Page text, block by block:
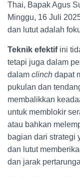
Thai, Bapak Agus
Minggu, 16 Juli
dan lutut adalah
Teknik efektifini
tetapi juga dalam
dalam clinch dapat
pukulan dan
membalikkan
untuk memblokir
atau bahkan
bagian dari strategi
dan lutut
dan jarak